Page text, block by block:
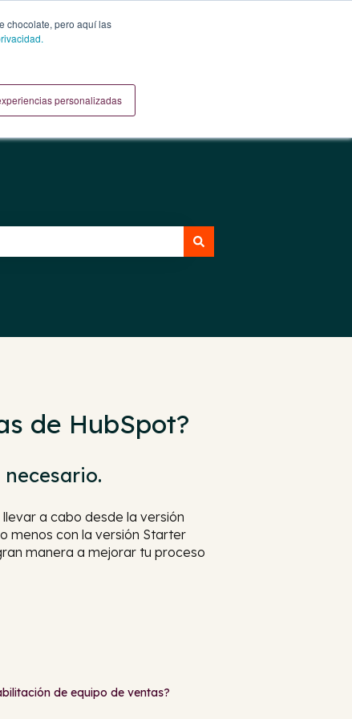
chocolate, pero aquí las
personalizadas
de HubSpot?
a cabo desde la versión
menos con la versión Starter
manera a mejorar tu proceso
de equipo de ventas?